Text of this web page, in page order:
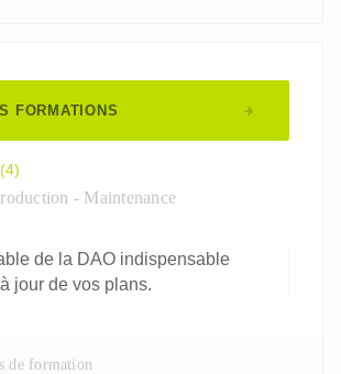
FORMATIONS
(4)
- Maintenance
de la DAO indispensable
jour de vos plans.
de formation